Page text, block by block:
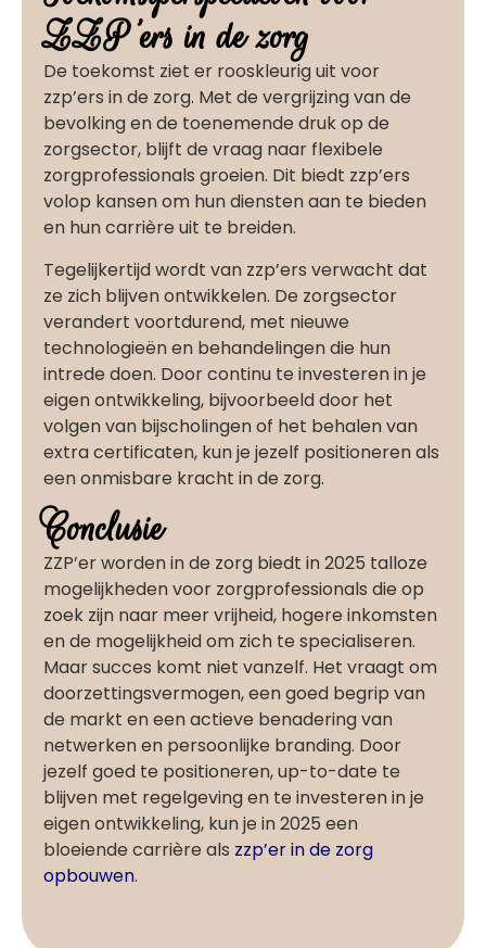
ZZP'ers in de zorg
De toekomst ziet er rooskleurig uit voor
zzp’ers in de zorg. Met de vergrijzing van de
bevolking en de toenemende druk op de
zorgsector, blijft de vraag naar flexibele
zorgprofessionals groeien. Dit biedt zzp’ers
volop kansen om hun diensten aan te bieden
en hun carrière uit te breiden.
Tegelijkertijd wordt van zzp’ers verwacht dat
ze zich blijven ontwikkelen. De zorgsector
verandert voortdurend, met nieuwe
technologieën en behandelingen die hun
intrede doen. Door continu te investeren in je
eigen ontwikkeling, bijvoorbeeld door het
volgen van bijscholingen of het behalen van
extra certificaten, kun je jezelf positioneren als
een onmisbare kracht in de zorg.
Conclusie
ZZP’er worden in de zorg biedt in 2025 talloze
mogelijkheden voor zorgprofessionals die op
zoek zijn naar meer vrijheid, hogere inkomsten
en de mogelijkheid om zich te specialiseren.
Maar succes komt niet vanzelf. Het vraagt om
doorzettingsvermogen, een goed begrip van
de markt en een actieve benadering van
netwerken en persoonlijke branding. Door
jezelf goed te positioneren, up-to-date te
blijven met regelgeving en te investeren in je
eigen ontwikkeling, kun je in 2025 een
bloeiende carrière als zzp’er in de zorg
opbouwen.